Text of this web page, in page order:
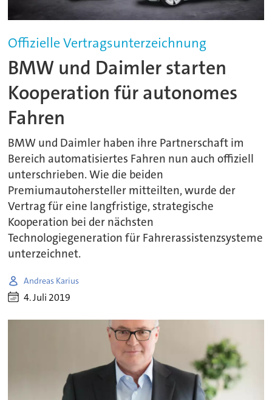
Offizielle Vertragsunterzeichnung
BMW und Daimler starten
Kooperation für autonomes
Fahren
BMW und Daimler haben ihre Partnerschaft im
Bereich automatisiertes Fahren nun auch offiziell
unterschrieben. Wie die beiden
Premiumautohersteller mitteilten, wurde der
Vertrag für eine langfristige, strategische
Kooperation bei der nächsten
Technologiegeneration für Fahrerassistenzsysteme
unterzeichnet.
Andreas Karius
4. Juli 2019